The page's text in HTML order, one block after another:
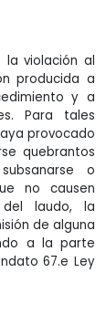
la violación al
producida a
y a
Para tales
provocado
quebrantos
o
no causen
laudo, la
de alguna
a la parte
67.e Ley